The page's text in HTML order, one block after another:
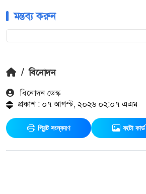
মন্তব্য করুন
/ বিনোদন
বিনোদন ডেস্ক
প্রকাশ : ০৭ আগস্ট, ২০২৬ ০২:০৭ এএম
প্রিন্ট সংস্করণ ফটো কার্ড